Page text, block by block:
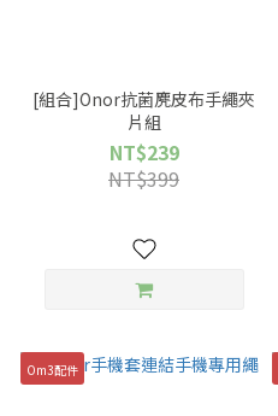
[組合]Onor抗菌麂皮布手繩夾
片組
NT$239
NT$399
Om3配件